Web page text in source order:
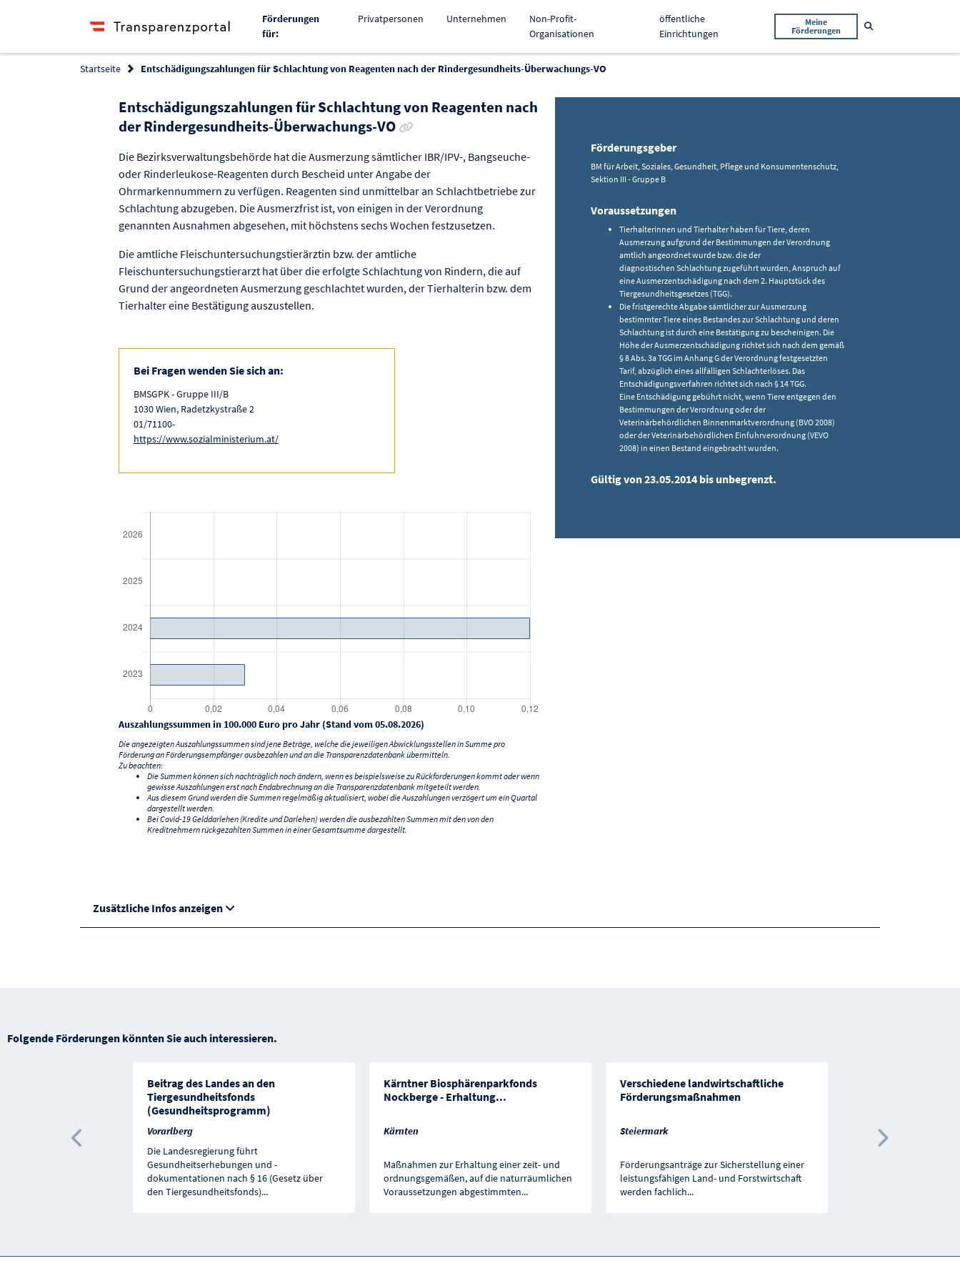
Förderungen
für:
Privatpersonen Unternehmen
Non-Profit-
Organisationen
öffentliche
Einrichtungen
Meine
Förderungen
Startseite Entschädigungszahlungen für Schlachtung von Reagenten nach der Rindergesundheits-Überwachungs-VO
Entschädigungszahlungen für Schlachtung von Reagenten nach
der Rindergesundheits-Überwachungs-VO
Link zur Förderung kopieren
Die Bezirksverwaltungsbehörde hat die Ausmerzung sämtlicher IBR/IPV-, Bangseuche-
oder Rinderleukose-Reagenten durch Bescheid unter Angabe der
Ohrmarkennummern zu verfügen. Reagenten sind unmittelbar an Schlachtbetriebe zur
Schlachtung abzugeben. Die Ausmerzfrist ist, von einigen in der Verordnung
genannten Ausnahmen abgesehen, mit höchstens sechs Wochen festzusetzen.
Die amtliche Fleischuntersuchungstierärztin bzw. der amtliche
Fleischuntersuchungstierarzt hat über die erfolgte Schlachtung von Rindern, die auf
Grund der angeordneten Ausmerzung geschlachtet wurden, der Tierhalterin bzw. dem
Tierhalter eine Bestätigung auszustellen.
Bei Fragen wenden Sie sich an:
BMSGPK - Gruppe III/B
1030 Wien, Radetzkystraße 2
01/71100-
https://www.sozialministerium.at/
Auszahlungssummen in 100.000 Euro pro Jahr (Stand vom 05.08.2026)
Die angezeigten Auszahlungssummen sind jene Beträge, welche die jeweiligen Abwicklungsstellen in Summe pro
Förderung an Förderungsempfänger ausbezahlen und an die Transparenzdatenbank übermitteln.
Zu beachten:
Die Summen können sich nachträglich noch ändern, wenn es beispielsweise zu Rückforderungen kommt oder wenn
gewisse Auszahlungen erst nach Endabrechnung an die Transparenzdatenbank mitgeteilt werden.
Aus diesem Grund werden die Summen regelmäßig aktualisiert, wobei die Auszahlungen verzögert um ein Quartal
dargestellt werden.
Bei Covid-19 Gelddarlehen (Kredite und Darlehen) werden die ausbezahlten Summen mit den von den
Kreditnehmern rückgezahlten Summen in einer Gesamtsumme dargestellt.
Förderungsgeber
BM für Arbeit, Soziales, Gesundheit, Pflege und Konsumentenschutz,
Sektion III - Gruppe B
Voraussetzungen
Tierhalterinnen und Tierhalter haben für Tiere, deren
Ausmerzung aufgrund der Bestimmungen der Verordnung
amtlich angeordnet wurde bzw. die der
diagnostischen Schlachtung zugeführt wurden, Anspruch auf
eine Ausmerzentschädigung nach dem 2. Hauptstück des
Tiergesundheitsgesetzes (TGG).
Die fristgerechte Abgabe sämtlicher zur Ausmerzung
bestimmter Tiere eines Bestandes zur Schlachtung und deren
Schlachtung ist durch eine Bestätigung zu bescheinigen. Die
Höhe der Ausmerzentschädigung richtet sich nach dem gemäß
§ 8 Abs. 3a TGG im Anhang G der Verordnung festgesetzten
Tarif, abzüglich eines allfälligen Schlachterlöses. Das
Entschädigungsverfahren richtet sich nach § 14 TGG.
Eine Entschädigung gebührt nicht, wenn Tiere entgegen den
Bestimmungen der Verordnung oder der
Veterinärbehördlichen Binnenmarktverordnung (BVO 2008)
oder der Veterinärbehördlichen Einfuhrverordnung (VEVO
2008) in einen Bestand eingebracht wurden.
Gültig von 23.05.2014 bis unbegrenzt.
Zusätzliche Infos anzeigen
Folgende Förderungen könnten Sie auch interessieren.
Beitrag des Landes an den
Tiergesundheitsfonds
(Gesundheitsprogramm)
Vorarlberg
Die Landesregierung führt
Gesundheitserhebungen und -
dokumentationen nach § 16 (Gesetz über
den Tiergesundheitsfonds)...
Kärntner Biosphärenparkfonds
Nockberge - Erhaltung...
Kärnten
Maßnahmen zur Erhaltung einer zeit- und
ordnungsgemäßen, auf die naturräumlichen
Voraussetzungen abgestimmten...
Verschiedene landwirtschaftliche
Förderungsmaßnahmen
Steiermark
Förderungsanträge zur Sicherstellung einer
leistungsfähigen Land- und Forstwirtschaft
werden fachlich...
Salzburg
Vorherige Förderung Nächste